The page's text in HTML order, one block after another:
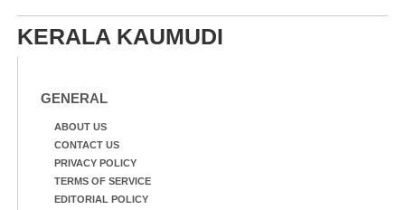
പട്ടേൽ സഭാഗൃഹത്തിൽ
എം. അക്ഷതയുടെ
അവതരിപ്പിച്ച ലയ നമൻ
വിദ്യാഭവൻ സർദാർ
പട്ടേൽ സഭാഗൃഹത്തിൽ
എം. അക്ഷതയുടെ
KERALA KAUMUDI
GENERAL
ABOUT US
CONTACT US
PRIVACY POLICY
TERMS OF SERVICE
EDITORIAL POLICY